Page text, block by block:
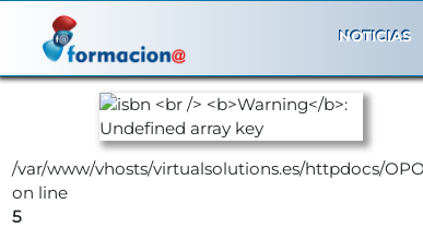
NOTICIAS
/var/www/vhosts/virtualsolutions.es/httpdocs/
on line
5